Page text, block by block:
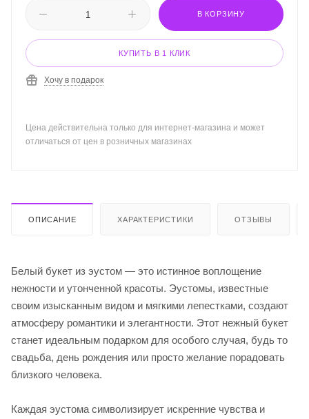
В КОРЗИНУ
КУПИТЬ В 1 КЛИК
Хочу в подарок
Цена действительна только для интернет-магазина и может
отличаться от цен в розничных магазинах
ОПИСАНИЕ ХАРАКТЕРИСТИКИ ОТЗЫВЫ
Белый букет из эустом — это истинное воплощение
нежности и утонченной красоты. Эустомы, известные
своим изысканным видом и мягкими лепестками, создают
атмосферу романтики и элегантности. Этот нежный букет
станет идеальным подарком для особого случая, будь то
свадьба, день рождения или просто желание порадовать
близкого человека.
Каждая эустома символизирует искренние чувства и